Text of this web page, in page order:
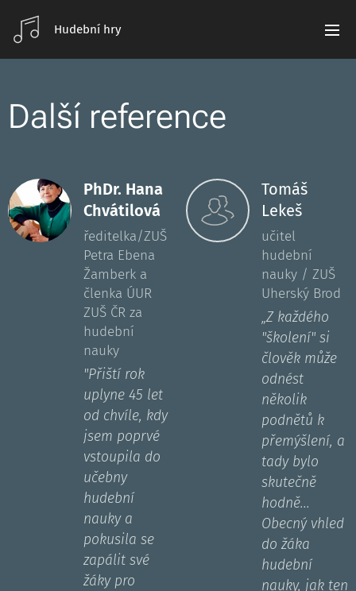
Hudební hry
Další reference
PhDr. Hana
Chvátilová
ředitelka/ZUŠ
Petra Ebena
Žamberk a
členka ÚUR
ZUŠ ČR za
hudební
nauky
"Přiští rok
uplyne 45 let
od chvíle, kdy
jsem poprvé
vstoupila do
učebny
hudební
nauky a
pokusila se
zapálit své
žáky pro
Tomáš
Lekeš
učitel
hudební
nauky / ZUŠ
Uherský Brod
„Z každého
"školení" si
člověk může
odnést
několik
podnětů k
přemýšlení, a
tady bylo
skutečně
hodně...
Obecný vhled
do žáka
hudební
nauky, jak ten